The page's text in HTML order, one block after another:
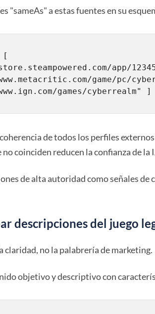
"sameAs" a estas fuentes en su
[
app/
game/pc/
games/cyberrealm" ]
de todos los perfiles
coinciden reducen la confianza de la
de alta autoridad como señales de
descripciones del juego
claridad, no la palabrería de marketing.
objetivo y descriptivo con